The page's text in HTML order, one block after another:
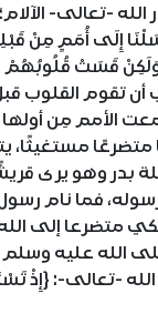
-تعالى-
أن تقوم القلوب
الأمم مِن
مستغيثًا،
بدر وهو يرى
فما نام
إلى الله،
الله عليه
-تعالى-: {إِذْ